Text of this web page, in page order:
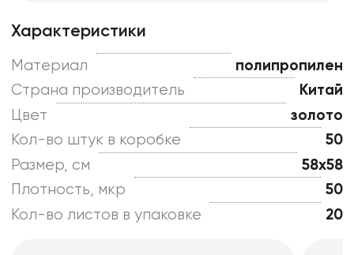
Характеристики
Материал
полипропилен
Страна производитель
Китай
Цвет
золото
Кол-во штук в коробке
50
Размер, см
58x58
Плотность, мкр
50
Кол-во листов в упаковке
20